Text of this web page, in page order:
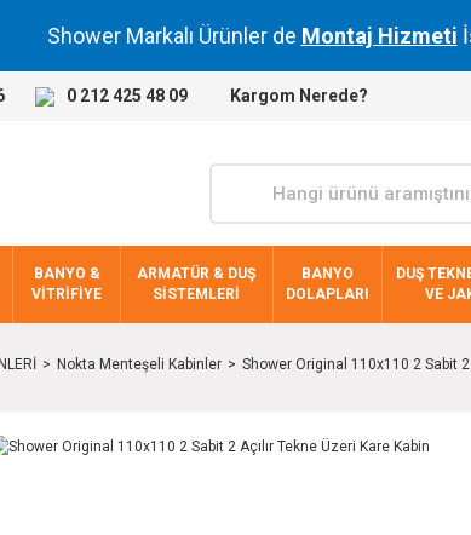
Shower Markalı Ürünler de Montaj Hizmeti
0 212 425 48 09 Kargom Nerede?
BANYO &
VİTRİFİYE
ARMATÜR & DUŞ
SİSTEMLERİ
BANYO
DOLAPLARI
DUŞ
VE
Nokta Menteşeli Kabinler Shower Original 110x110 2 Sabit 2